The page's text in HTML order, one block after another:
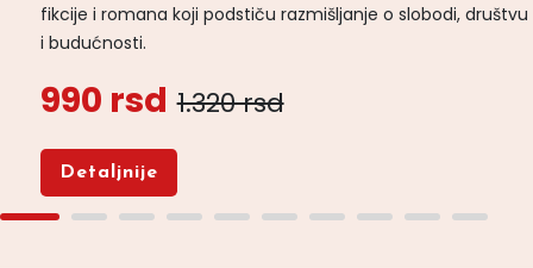
fikcije i romana koji podstiču razmišljanje o slobodi, društvu
i budućnosti.
990 rsd 1.320 rsd
Detaljnije